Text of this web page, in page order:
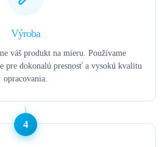
Výroba
váš produkt na mieru. Používame
pre dokonalú presnosť a vysokú kvalitu
opracovania.
4